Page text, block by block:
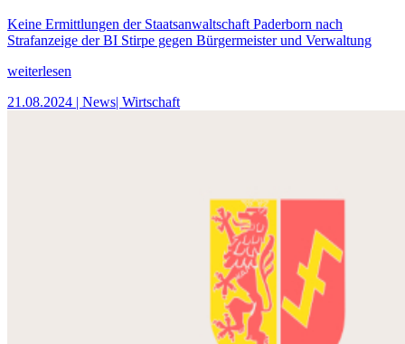
Keine Ermittlungen der Staatsanwaltschaft Paderborn nach
Strafanzeige der BI Stirpe gegen Bürgermeister und Verwaltung
weiterlesen
21.08.2024 | News| Wirtschaft